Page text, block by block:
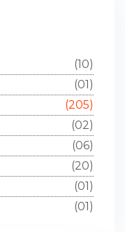
(10)
(01)
(205)
(02)
(06)
(20)
(01)
(01)